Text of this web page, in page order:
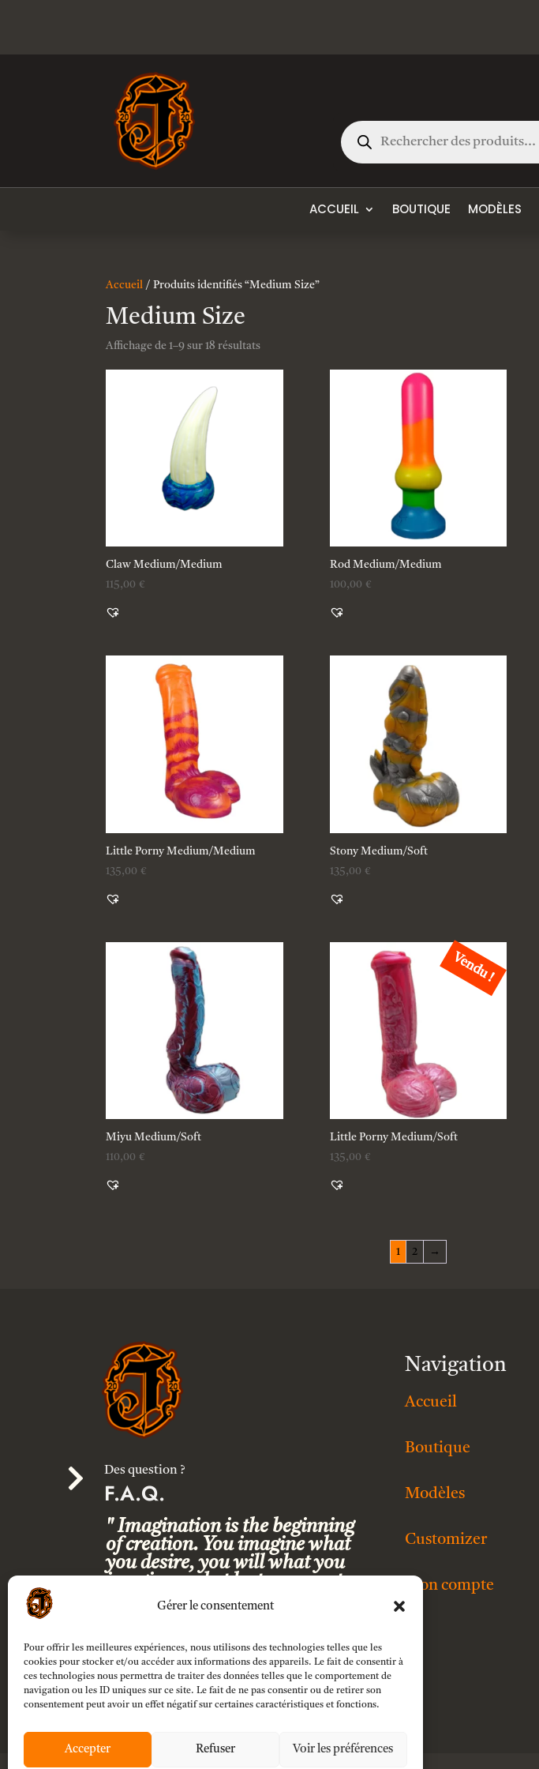
Gérer le consentement
Pour offrir les meilleures expériences, nous utilisons des technologies telles que les
cookies pour stocker et/ou accéder aux informations des appareils. Le fait de consentir à
ces technologies nous permettra de traiter des données telles que le comportement de
navigation ou les ID uniques sur ce site. Le fait de ne pas consentir ou de retirer son
consentement peut avoir un effet négatif sur certaines caractéristiques et fonctions.
Accepter Refuser Voir les préférences
Recherche
de
produits
ACCUEIL BOUTIQUE MODÈLES
Accueil / Produits identifiés “Medium Size”
Medium Size
Affichage de 1–9 sur 18 résultats
Claw Medium/Medium
115,00 €
Rod Medium/Medium
100,00 €
Little Porny Medium/Medium
135,00 €
Stony Medium/Soft
135,00 €
Miyu Medium/Soft
110,00 €
Vendu !
Little Porny Medium/Soft
135,00 €
1 2 →
 Des question ?
F.A.Q.
" Imagination is the beginning
of creation. You imagine what
you desire, you will what you
imagine and at last you create
what you will. "
Navigation
Accueil
Boutique
Modèles
Customizer
Mon compte